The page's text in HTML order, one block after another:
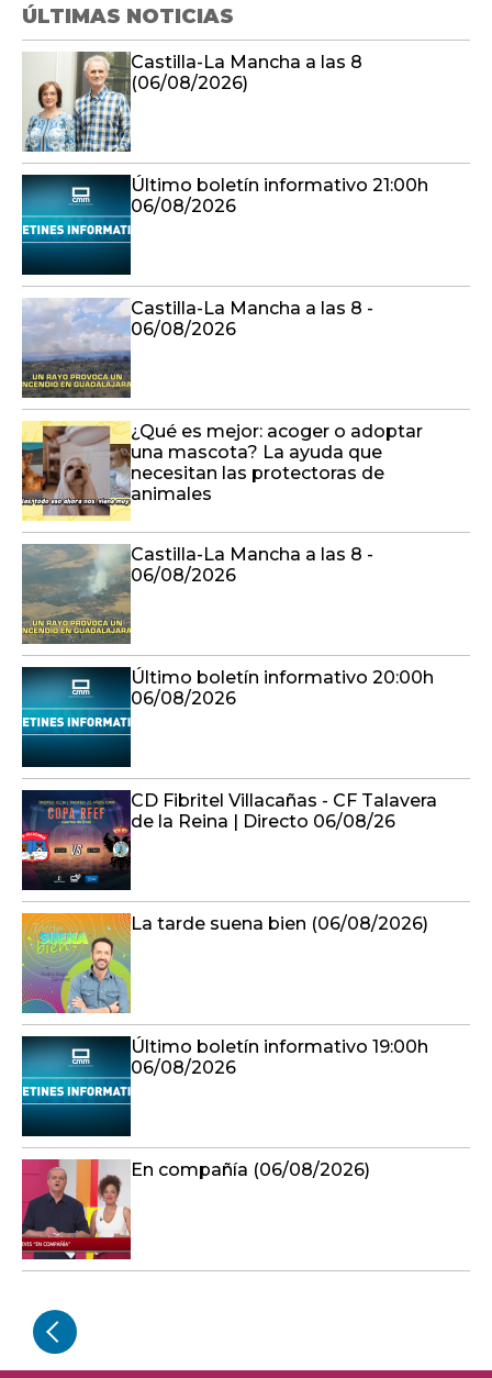
ÚLTIMAS NOTICIAS
Castilla-La Mancha a las 8
(06/08/2026)
Último boletín informativo 21:00h
06/08/2026
Castilla-La Mancha a las 8 -
06/08/2026
¿Qué es mejor: acoger o adoptar
una mascota? La ayuda que
necesitan las protectoras de
animales
Castilla-La Mancha a las 8 -
06/08/2026
Último boletín informativo 20:00h
06/08/2026
CD Fibritel Villacañas - CF Talavera
de la Reina | Directo 06/08/26
La tarde suena bien (06/08/2026)
Último boletín informativo 19:00h
06/08/2026
En compañía (06/08/2026)